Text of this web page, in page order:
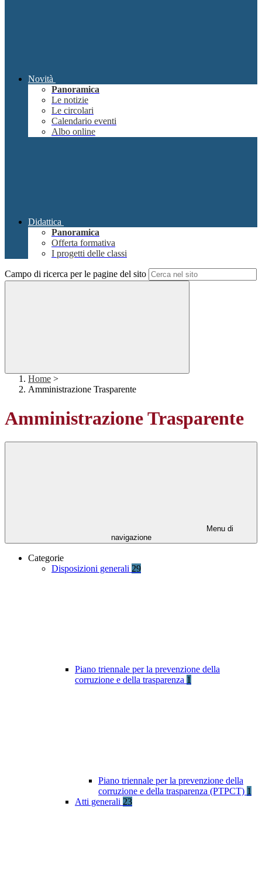
Novità
Panoramica
Le notizie
Le circolari
Calendario eventi
Albo online
Didattica
Panoramica
Offerta formativa
I progetti delle classi
Campo di ricerca per le pagine del sito
Home >
Amministrazione Trasparente
Amministrazione Trasparente
Menu di
navigazione
Categorie
Disposizioni generali 29
Piano triennale per la prevenzione della
corruzione e della trasparenza 1
Piano triennale per la prevenzione della
corruzione e della trasparenza (PTPCT) 1
Atti generali 23